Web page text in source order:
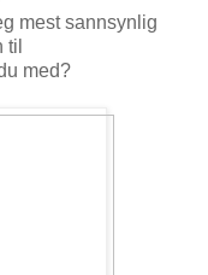
mest sannsynlig
til
med?